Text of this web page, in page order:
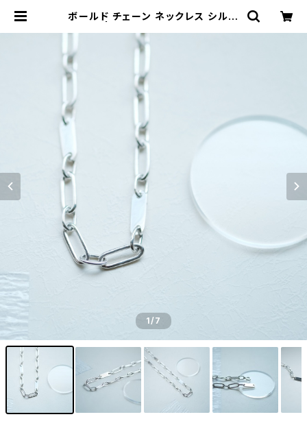
ボールド チェーン ネックレス シルバ
-jewelry) レディース メンズ アクセ
サリー ネックレス ピアス 指輪 ギフト
1/7